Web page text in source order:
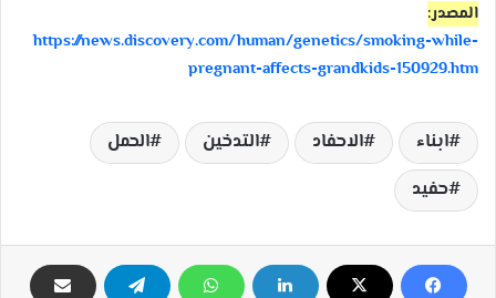
المصدر:
https://news.discovery.com/human/genetics/smoking-while-
pregnant-affects-grandkids-150929.htm
ابناء الاحفاد التدخين
الحمل
حفيد